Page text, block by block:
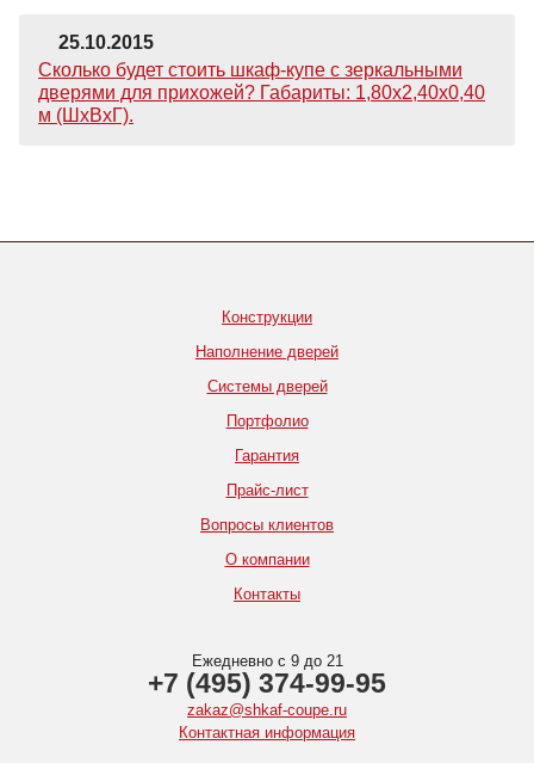
25.10.2015
Сколько будет стоить шкаф-купе с зеркальными
дверями для прихожей? Габариты: 1,80х2,40х0,40
м (ШхВхГ).
Конструкции
Наполнение дверей
Системы дверей
Портфолио
Гарантия
Прайс-лист
Вопросы клиентов
О компании
Контакты
Ежедневно с 9 до 21
+7 (495) 374-99-95
zakaz@shkaf-coupe.ru
Контактная информация